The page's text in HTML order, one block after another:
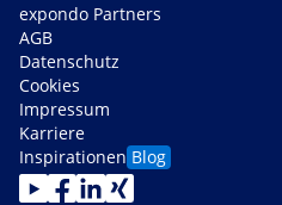
expondo Partners
AGB
Datenschutz
Cookies
Impressum
Karriere
Inspirationen Blog